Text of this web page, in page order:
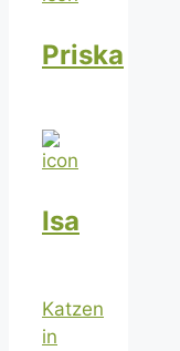
Priska
Isa
Katzen
in